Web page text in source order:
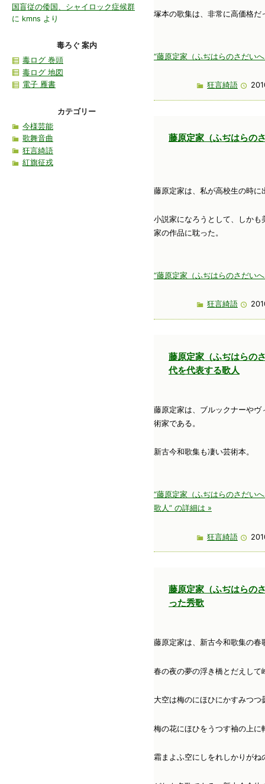
塚本の歌集は、非常に高価格だ
“藤原定家（ふぢはらのさだい
狂言綺語
藤原定家（ふぢはらの
藤原定家は、私が高校生の時に
小説家になろうとして、しか
家の作品に耽った。
“藤原定家（ふぢはらのさだい
狂言綺語
藤原定家（ふぢはらの
代を代表する歌人
藤原定家は、ブルックナーや
術家である。
新古今和歌集も凄い芸術本。
“藤原定家（ふぢはらのさだい
歌人” の詳細は »
狂言綺語
藤原定家（ふぢはらの
った秀歌
藤原定家は、新古今和歌集の春
春の夜の夢の浮き橋とだえして
大空は梅のにほひにかすみつ
梅の花にほひをうつす袖の上に
霜まよふ空にしをれしかりがね
国盲従の倭国、シャイロック症候群
に kmns より
毒ろぐ 案内
毒ログ 巻頭
毒ログ 地図
電子 雁書
カテゴリー
今様芸能
歌舞音曲
狂言綺語
紅旗征戎